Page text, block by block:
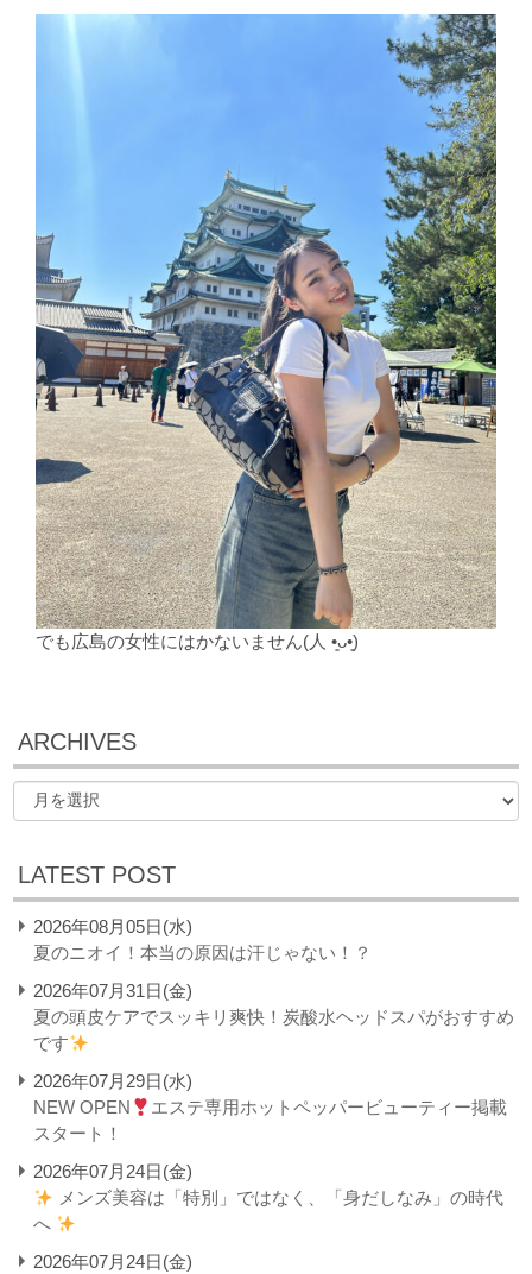
でも広島の女性にはかないません(人 •͈ᴗ•͈)
ARCHIVES
LATEST POST
2026年08月05日(水)
夏のニオイ！本当の原因は汗じゃない！？
2026年07月31日(金)
夏の頭皮ケアでスッキリ爽快！炭酸水ヘッドスパがおすすめ
です
2026年07月29日(水)
NEW OPEN
エステ専用ホットペッパービューティー掲載
スタート！
2026年07月24日(金)
メンズ美容は「特別」ではなく、「身だしなみ」の時代
へ
2026年07月24日(金)